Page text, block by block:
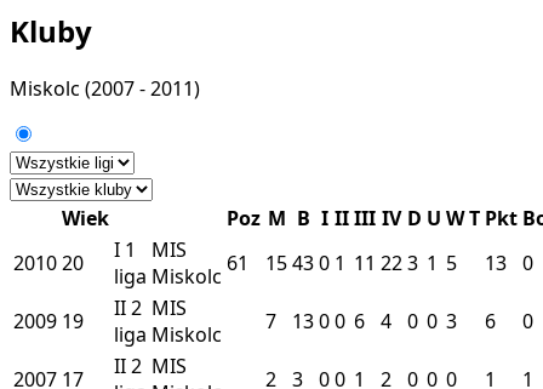
Kluby
Miskolc (2007 - 2011)
Wiek Poz M B I IIIII IV D U WT Pkt
201020 I 1
liga
MIS
Miskolc 61 15430 1 11 223 1 5 13 0
2009 19 II2
liga
MIS
Miskolc
7 1300 6 4 0 0 3 6 0
2007 17 II2 MIS
2 3 00 1 2 0 0 0 1
1